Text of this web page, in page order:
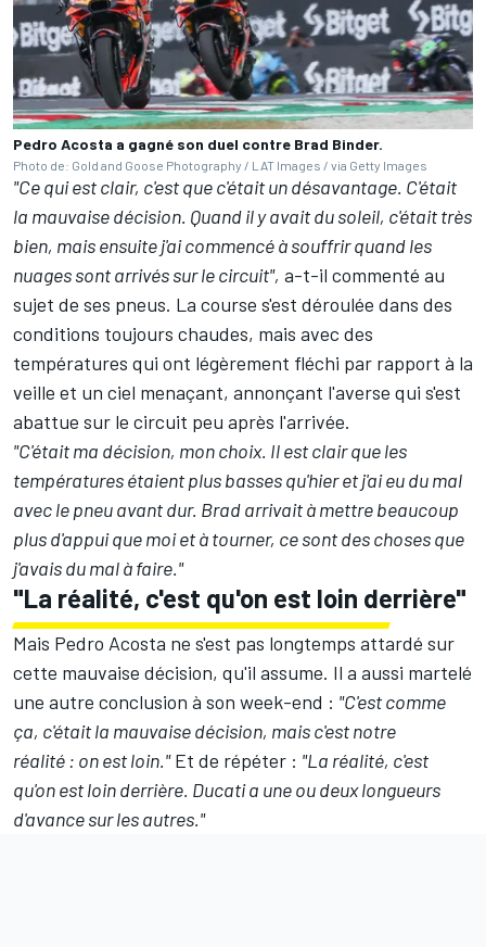
Pedro Acosta a gagné son duel contre Brad Binder.
Photo de: Gold and Goose Photography / LAT Images / via Getty Images
"Ce qui est clair, c'est que c'était un désavantage. C'était
la mauvaise décision. Quand il y avait du soleil, c'était très
bien, mais ensuite j'ai commencé à souffrir quand les
nuages sont arrivés sur le circuit", a-t-il commenté au
sujet de ses pneus. La course s'est déroulée dans des
conditions toujours chaudes, mais avec des
températures qui ont légèrement fléchi par rapport à la
veille et un ciel menaçant, annonçant l'averse qui s'est
abattue sur le circuit peu après l'arrivée.
"C'était ma décision, mon choix. Il est clair que les
températures étaient plus basses qu'hier et j'ai eu du mal
avec le pneu avant dur. Brad arrivait à mettre beaucoup
plus d'appui que moi et à tourner, ce sont des choses que
j'avais du mal à faire."
"La réalité, c'est qu'on est loin derrière"
Mais Pedro Acosta ne s'est pas longtemps attardé sur
cette mauvaise décision, qu'il assume. Il a aussi martelé
une autre conclusion à son week-end : "C'est comme
ça, c'était la mauvaise décision, mais c'est notre
réalité : on est loin."Et de répéter : "La réalité, c'est
qu'on est loin derrière. Ducati a une ou deux longueurs
d'avance sur les autres."